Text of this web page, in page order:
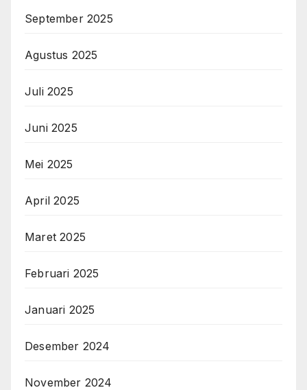
September 2025
Agustus 2025
Juli 2025
Juni 2025
Mei 2025
April 2025
Maret 2025
Februari 2025
Januari 2025
Desember 2024
November 2024